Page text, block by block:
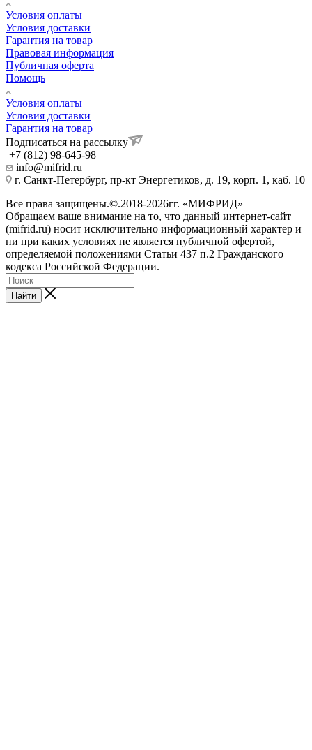
Условия оплаты
Условия доставки
Гарантия на товар
Правовая информация
Публичная оферта
Помощь
Условия оплаты
Условия доставки
Гарантия на товар
Подписаться на рассылку
+7 (812) 98-645-98
info@mifrid.ru
г. Санкт-Петербург, пр-кт Энергетиков, д. 19, корп. 1, каб. 10
Все права защищены.©.2018-2026гг. «МИФРИД»
Обращаем ваше внимание на то, что данный интернет-сайт
(mifrid.ru) носит исключительно информационный характер и
ни при каких условиях не является публичной офертой,
определяемой положениями Статьи 437 п.2 Гражданского
кодекса Российской Федерации.
Найти